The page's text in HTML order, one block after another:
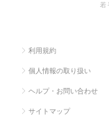
若
利用規約
個人情報の取り扱い
ヘルプ・お問い合わせ
サイトマップ